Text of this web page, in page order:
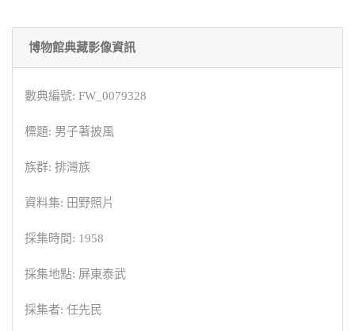
博物館典藏影像資訊
數典編號: FW_0079328
標題: 男子著披風
族群: 排灣族
資料集: 田野照片
採集時間: 1958
採集地點: 屏東泰武
採集者: 任先民